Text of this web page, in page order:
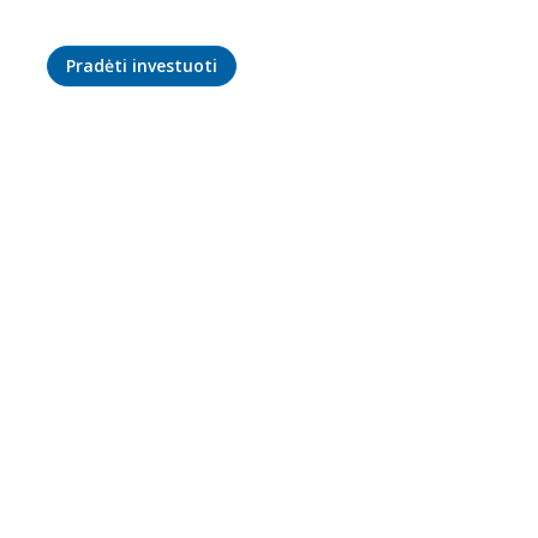
Pradėti investuoti